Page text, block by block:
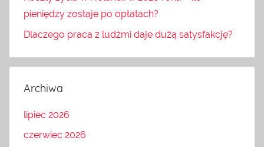
pieniędzy zostaje po opłatach?
Dlaczego praca z ludźmi daje dużą satysfakcję?
Archiwa
lipiec 2026
czerwiec 2026